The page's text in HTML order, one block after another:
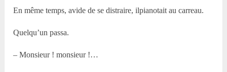
En même temps, avide de se distraire, ilpianotait au carreau.
Quelqu’un passa.
– Monsieur ! monsieur !…